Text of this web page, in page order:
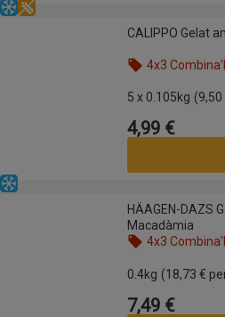
CALIPPO Gelat amb gust mix
Congelat
Sense gluten
CALIPPO Gelat
4x3
5 x 0.105kg
Preu
4,99 €
HÄAGEN-DAZS Gelat de vainilla i nous
Congelat
HÄAGEN-DAZS
Macadàmia
4x3
0.4kg (18,73 €
Preu
7,49 €